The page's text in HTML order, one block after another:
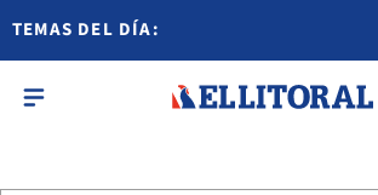
TEMAS DEL DÍA: